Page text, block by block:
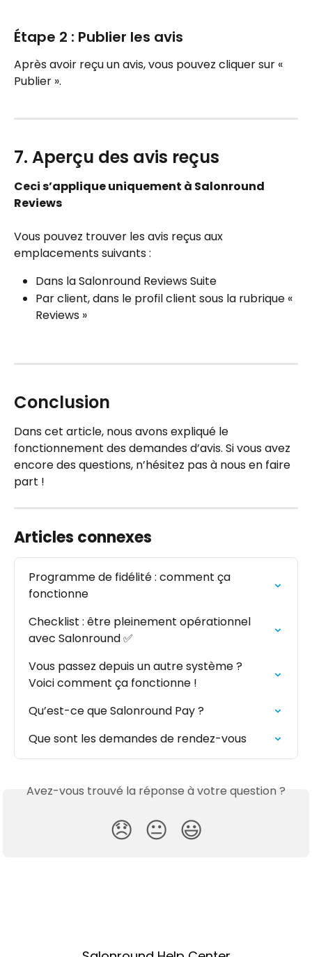
Étape 2 : Publier les avis
Après avoir reçu un avis, vous pouvez cliquer sur «
Publier ».
7. Aperçu des avis reçus
Ceci s’applique uniquement à Salonround
Reviews
Vous pouvez trouver les avis reçus aux
emplacements suivants :
Dans la Salonround Reviews Suite
Par client, dans le profil client sous la rubrique «
Reviews »
Conclusion
Dans cet article, nous avons expliqué le
fonctionnement des demandes d’avis. Si vous avez
encore des questions, n’hésitez pas à nous en faire
part !
Articles connexes
Programme de fidélité : comment ça
fonctionne
Checklist : être pleinement opérationnel
avec Salonround ✅
Vous passez depuis un autre système ?
Voici comment ça fonctionne !
Qu’est-ce que Salonround Pay ?
Que sont les demandes de rendez-vous
Avez-vous trouvé la réponse à votre question ?
😞 😐 😃